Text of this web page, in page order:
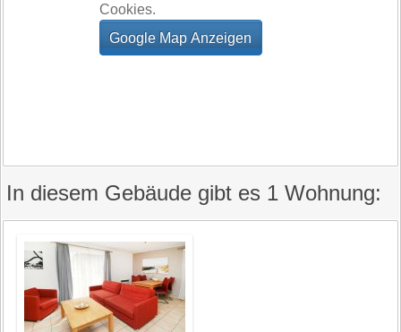
Cookies.
In diesem Gebäude gibt es 1 Wohnung: